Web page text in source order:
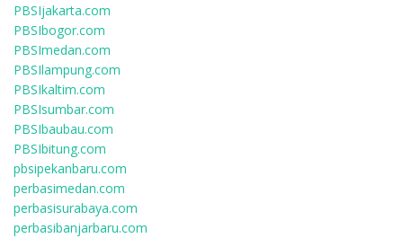
PBSIjakarta.com
PBSIbogor.com
PBSImedan.com
PBSIlampung.com
PBSIkaltim.com
PBSIsumbar.com
PBSIbaubau.com
PBSIbitung.com
pbsipekanbaru.com
perbasimedan.com
perbasisurabaya.com
perbasibanjarbaru.com